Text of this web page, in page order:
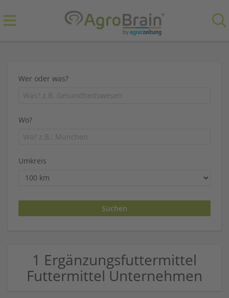
Wer oder was?
Wo?
Umkreis
1 Ergänzungsfuttermittel
Futtermittel Unternehmen